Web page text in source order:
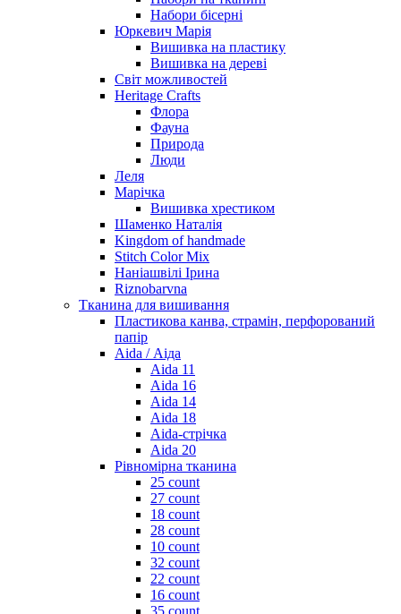
Набори бісерні
Юркевич Марія
Вишивка на пластику
Вишивка на дереві
Світ можливостей
Heritage Crafts
Флора
Фауна
Природа
Люди
Леля
Марічка
Вишивка хрестиком
Шаменко Наталія
Kingdom of handmade
Stitch Color Mix
Наніашвілі Ірина
Riznobarvna
Тканина для вишивання
Пластикова канва, страмін, перфорований
папір
Aida / Аіда
Aida 11
Aida 16
Aida 14
Aida 18
Aida-стрічка
Aida 20
Рівномірна тканина
25 count
27 count
18 count
28 count
10 count
32 count
22 count
16 count
35 count